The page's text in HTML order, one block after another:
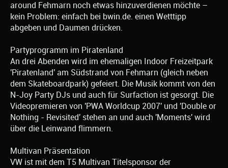
around Fehmarn noch etwas hinzuverdienen möchte –
kein Problem: einfach bei bwin.de. einen Wetttipp
abgeben und Daumen drücken.
Partyprogramm im Piratenland
An drei Abenden wird im ehemaligen Indoor Freizeitpark
'Piratenland' am Südstrand von Fehmarn (gleich neben
dem Skateboardpark) gefeiert. Die Musik kommt von den
N-Joy Party DJs und auch für Surfaction ist gesorgt. Die
Videopremieren von 'PWA Worldcup 2007' und 'Double or
Nothing - Revisited' stehen an und auch 'Moments' wird
über die Leinwand flimmern.
Multivan Präsentation
VW ist mit dem T5 Multivan Titelsponsor der